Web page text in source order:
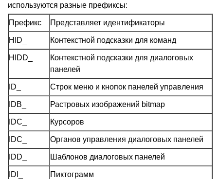
используются разные префиксы:
Префикс Представляет идентификаторы
HID_ Контекстной подсказки для команд
HIDD_
Контекстной подсказки для диалоговых
панелей
ID_ Строк меню и кнопок панелей управления
IDB_ Растровых изображений bitmap
IDC_ Курсоров
IDC_ Органов управления диалоговых панелей
IDD_ Шаблонов диалоговых панелей
IDI_ Пиктограмм